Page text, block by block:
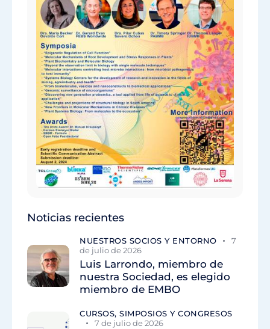
Noticias recientes
NUESTROS SOCIOS Y ENTORNO
7
de julio de 2026
Luis Larrondo, miembro de
nuestra Sociedad, es elegido
miembro de EMBO
CURSOS, SIMPOSIOS Y CONGRESOS
7 de julio de 2026